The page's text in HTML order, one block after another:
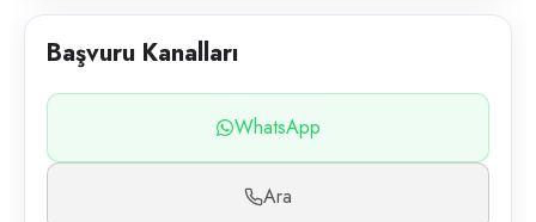
Başvuru Kanalları
WhatsApp
Ara